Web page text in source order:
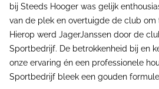
bij Steeds Hooger was gelijk
van de plek en overtuigde de club om
Hierop werd JagerJanssen door de
Sportbedrijf. De betrokkenheid bij en
onze ervaring én een professionele
Sportbedrijf bleek een gouden